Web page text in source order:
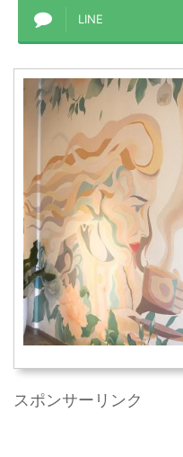
LINE
スポンサーリンク